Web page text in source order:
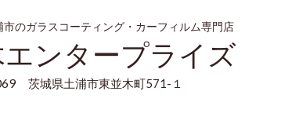
市のガラスコーティング・カーフィルム専門店
エンタープライズ
茨城県土浦市東並木町571-１